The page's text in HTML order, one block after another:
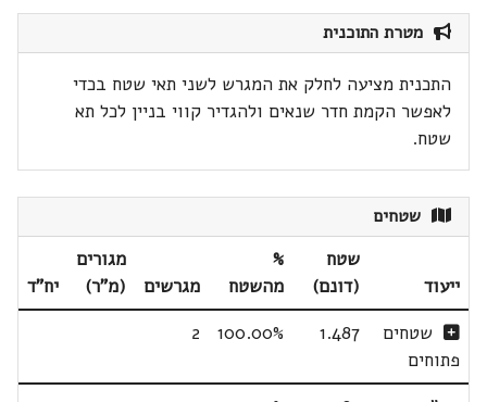
מטרת התוכנית
התכנית מציעה לחלק את המגרש לשני תאי שטח בכדי
לאפשר הקמת חדר שנאים ולהגדיר קווי בניין לכל תא
שטח.
שטחים
ייעוד
שטח
(דונם)
%
מהשטח
מגרשים
מגורים
(מ"ר)
יח"ד
שטחים
פתוחים
1.487
100.00%
2